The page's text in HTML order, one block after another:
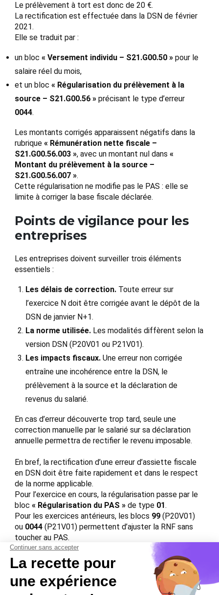
Le prélèvement à tort est donc de 20 €.
La rectification est effectuée dans la DSN de février
2021.
Elle se traduit par :
un bloc « Versement individu – S21.G00.50 » pour le
salaire réel du mois,
et un bloc « Régularisation du prélèvement à la
source – S21.G00.56 » précisant le type d’erreur
0044.
Les montants corrigés apparaissent négatifs dans la
rubrique « Rémunération nette fiscale –
S21.G00.56.003 », avec un montant nul dans «
Montant du prélèvement à la source –
S21.G00.56.007 ».
Cette régularisation ne modifie pas le PAS : elle se
limite à corriger la base fiscale déclarée.
Points de vigilance pour les
entreprises
Les entreprises doivent surveiller trois éléments
essentiels :
Les délais de correction. Toute erreur sur
l’exercice N doit être corrigée avant le dépôt de la
DSN de janvier N+1.
La norme utilisée. Les modalités diffèrent selon la
version DSN (P20V01 ou P21V01).
Les impacts fiscaux. Une erreur non corrigée
entraîne une incohérence entre la DSN, le
prélèvement à la source et la déclaration de
revenus du salarié.
En cas d’erreur découverte trop tard, seule une
correction manuelle par le salarié sur sa déclaration
annuelle permettra de rectifier le revenu imposable.
En bref, la rectification d’une erreur d’assiette fiscale
en DSN doit être faite rapidement et dans le respect
de la norme applicable.
Pour l’exercice en cours, la régularisation passe par le
bloc « Régularisation du PAS » de type 01.
Pour les exercices antérieurs, les blocs 99 (P20V01)
ou 0044 (P21V01) permettent d’ajuster la RNF sans
toucher au PAS.
Une vigilance constante s’impose : entre la complexité
des
blocs DSNet les contrôles automatiques, la
moindre erreur non corrigée peut bloquer toute
régularisation et fausser les données fiscales du
salarié.